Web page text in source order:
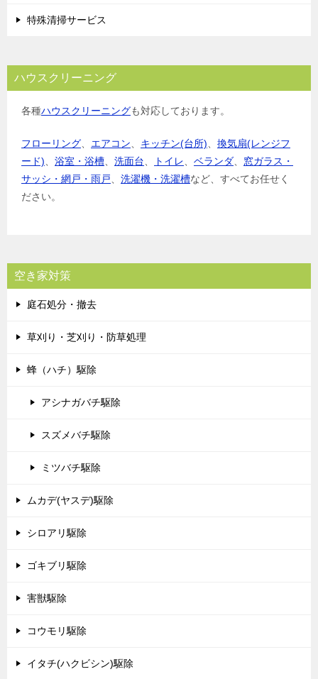
特殊清掃サービス
ハウスクリーニング
各種ハウスクリーニングも対応しております。
フローリング エアコン キッチン(台所)
換気扇(レンジフ
ード)
浴室・浴槽 洗面台 トイレ ベランダ
窓ガラス・
サッシ・網戸・雨戸
洗濯機・洗濯槽など、すべてお任せく
ださい。
空き家対策
庭石処分・撤去
草刈り・芝刈り・防草処理
蜂（ハチ）駆除
アシナガバチ駆除
スズメバチ駆除
ミツバチ駆除
ムカデ(ヤスデ)駆除
シロアリ駆除
ゴキブリ駆除
害獣駆除
コウモリ駆除
イタチ(ハクビシン)駆除